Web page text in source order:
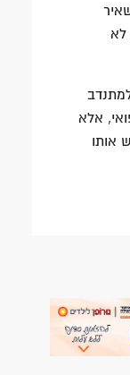
לא
אלא
אותו